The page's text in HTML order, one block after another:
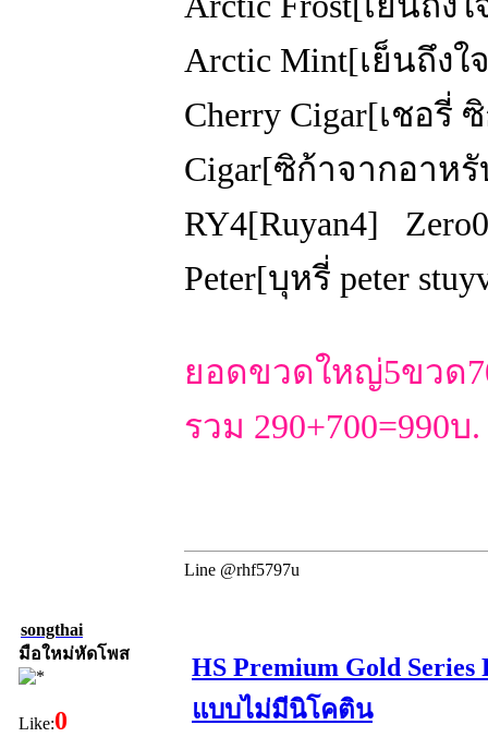
Arctic Mint[เย็นถึง
Cherry Cigar[เชอรี่
Cigar[ซิก้าจากอาห
RY4[Ruyan4]
Peter[บุหรี่ peter
ยอดขวดใหญ่5ขวด
รวม
Line @rhf5797u
songthai
มือใหม่หัดโพส
Like:0
HS Premium Gold
แบบไม่มีนิโคติน